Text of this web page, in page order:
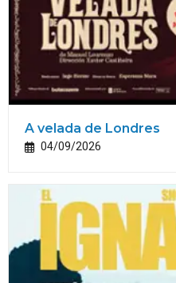
A velada de Londres
04/09/2026